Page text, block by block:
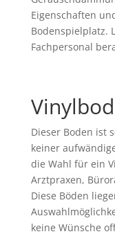
Eigenschaften
Bodenspielplatz.
Fachpersonal
Dieser Boden ist
keiner
die Wahl für ein
Arztpraxen,
Diese Böden
keine Wünsche